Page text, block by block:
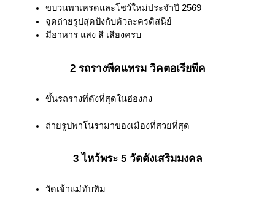
ขบวนพาเหรดและโชว์ใหม่ประจำปี 2569
จุดถ่ายรูปสุดปังกับตัวละครดิสนีย์
มีอาหาร แสง สี เสียงครบ
2 รถรางพีคแทรม วิคตอเรียพีค
ขึ้นรถรางที่ดังที่สุดในฮ่องกง
ถ่ายรูปพาโนรามาของเมืองที่สวยที่สุด
3 ไหว้พระ 5 วัดดังเสริมมงคล
วัดเจ้าแม่ทับทิม